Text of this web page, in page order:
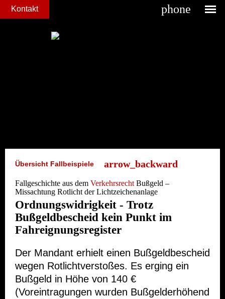
Kontakt phone
Übersicht Fallbeispiele
Fallgeschichte aus dem Verkehrsrecht Bußgeld –
Missachtung Rotlicht der Lichtzeichenanlage
Ordnungswidrigkeit - Trotz
Bußgeldbescheid kein Punkt im
Fahreignungsregister
Der Mandant erhielt einen Bußgeldbescheid
wegen Rotlichtverstoßes. Es erging ein
Bußgeld in Höhe von 140 €
(Voreintragungen wurden Bußgelderhöhend